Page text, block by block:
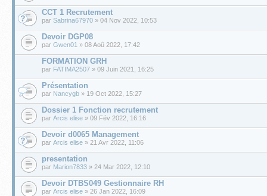
CCT 1 Recrutement
par Sabrina67970 » 04 Nov 2022, 10:53
Devoir DGP08
par Gwen01 » 08 Aoû 2022, 17:42
FORMATION GRH
par FATIMA2507 » 09 Juin 2021, 16:25
Présentation
par Nancygb » 19 Oct 2022, 15:27
Dossier 1 Fonction recrutement
par Arcis elise » 09 Fév 2022, 16:16
Devoir d0065 Management
par Arcis elise » 21 Avr 2022, 11:06
presentation
par Marion7833 » 24 Mar 2022, 12:10
Devoir DTBS049 Gestionnaire RH
par Arcis elise » 26 Jan 2022, 16:09